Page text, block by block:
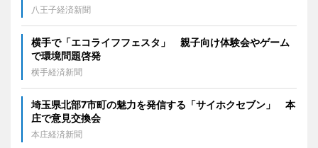
八王子経済新聞
横手で「エコライフフェスタ」 親子向け体験会やゲーム
で環境問題啓発
横手経済新聞
埼玉県北部7市町の魅力を発信する「サイホクセブン」 本
庄で意見交換会
本庄経済新聞